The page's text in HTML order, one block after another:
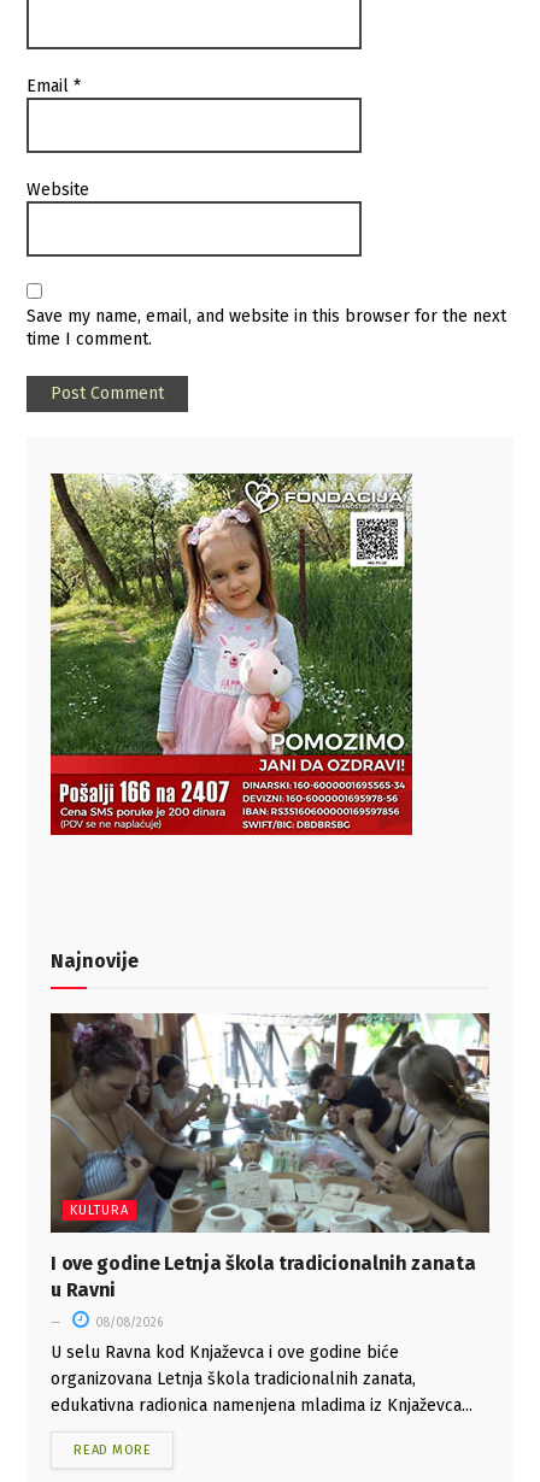
Email*
Website
Save my name, email, and website in this browser for the next
time I comment.
Najnovije
KULTURA
I ove godine Letnja škola tradicionalnih zanata
u Ravni
08/08/2026
U selu Ravna kod Knjaževca i ove godine biće
organizovana Letnja škola tradicionalnih zanata,
edukativna radionica namenjena mladima iz Knjaževca...
READ MORE